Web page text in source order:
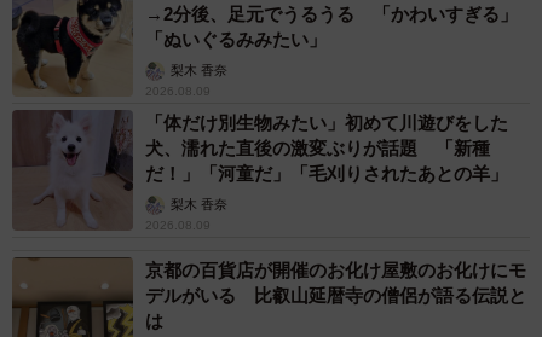
→2分後、足元でうるうる 「かわいすぎる」
「ぬいぐるみみたい」
梨木 香奈
2026.08.09
「体だけ別生物みたい」初めて川遊びをした
犬、濡れた直後の激変ぶりが話題 「新種
だ！」「河童だ」「毛刈りされたあとの羊」
梨木 香奈
2026.08.09
京都の百貨店が開催のお化け屋敷のお化けにモ
デルがいる 比叡山延暦寺の僧侶が語る伝説と
は